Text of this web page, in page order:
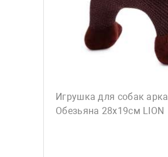
Игрушка для собак арка
Обезьяна 28х19см LION